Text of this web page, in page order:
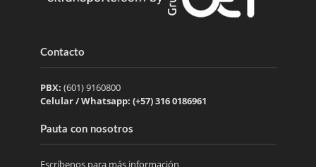
Contacto
PBX: (601) 9160800
Celular / Whatsapp: (+57) 316 0186961
Pauta con nosotros
Escríbenos para más información